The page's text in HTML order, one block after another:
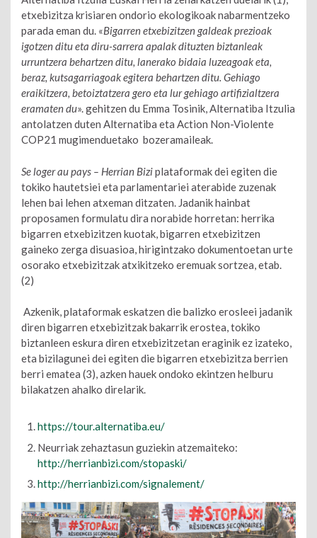
etxebizitza krisiaren ondorio ekologikoak nabarmentzeko
parada eman du. «Bigarren etxebizitzen galdeak prezioak
igotzen ditu eta diru-sarrera apalak dituzten biztanleak
urruntzera behartzen ditu, lanerako bidaia luzeagoak eta,
beraz, kutsagarriagoak egitera behartzen ditu. Gehiago
eraikitzera, betoiztatzera gero eta lur gehiago artifizialtzera
eramaten du». gehitzen du Emma Tosinik, Alternatiba Itzulia
antolatzen duten Alternatiba eta Action Non-Violente
COP21 mugimenduetako bozeramaileak.
Se loger au pays – Herrian Biziplataformak dei egiten die
tokiko hautetsiei eta parlamentariei aterabide zuzenak
lehen bai lehen atxeman ditzaten. Jadanik hainbat
proposamen formulatu dira norabide horretan: herrika
bigarren etxebizitzen kuotak, bigarren etxebizitzen
gaineko zerga disuasioa, hirigintzako dokumentoetan urte
osorako etxebizitzak atxikitzeko eremuak sortzea, etab.
(2)
Azkenik, plataformak eskatzen die balizko erosleei jadanik
diren bigarren etxebizitzak bakarrik erostea, tokiko
biztanleen eskura diren etxebizitzetan eraginik ez izateko,
eta bizilagunei dei egiten die bigarren etxebizitza berrien
berri ematea (3), azken hauek ondoko ekintzen helburu
bilakatzen ahalko direlarik.
https://tour.alternatiba.eu/
Neurriak zehaztasun guziekin atzemaiteko:
http://herrianbizi.com/stopaski/
http://herrianbizi.com/signalement/